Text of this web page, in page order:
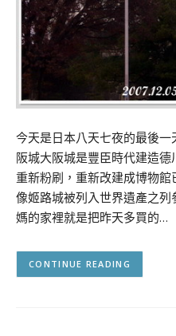
今天是日本八天七夜的最後
阪城大阪城是豐臣時代建造
重新粉刷，重新改建成博物
像姬路城被列入世界遺產之
媽的家裡就是把昨天多買的…
CONTINUE READING